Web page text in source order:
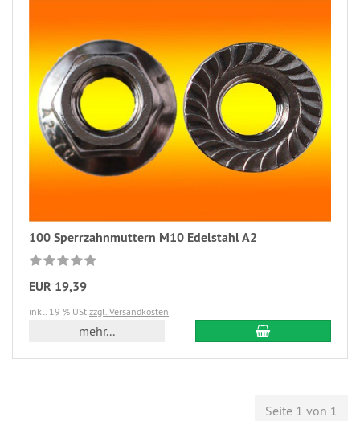
100 Sperrzahnmuttern M10 Edelstahl A2
EUR 19,39
inkl. 19 % USt zzgl. Versandkosten
mehr...
Seite 1 von 1